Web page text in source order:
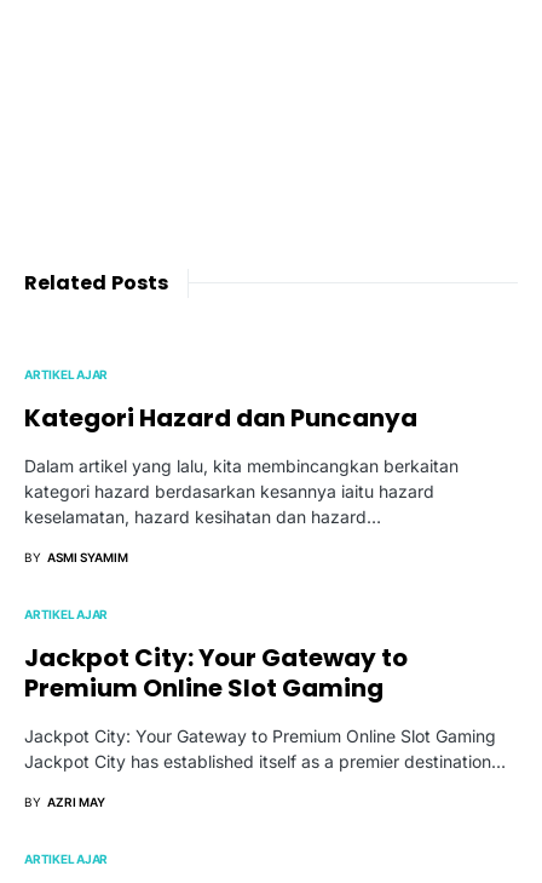
Related Posts
ARTIKEL AJAR
Kategori Hazard dan Puncanya
Dalam artikel yang lalu, kita membincangkan berkaitan
kategori hazard berdasarkan kesannya iaitu hazard
keselamatan, hazard kesihatan dan hazard…
BY ASMI SYAMIM
ARTIKEL AJAR
Jackpot City: Your Gateway to
Premium Online Slot Gaming
Jackpot City: Your Gateway to Premium Online Slot Gaming
Jackpot City has established itself as a premier destination…
BY AZRI MAY
ARTIKEL AJAR